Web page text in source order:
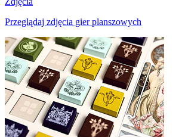
Przeglądaj zdjęcia gier planszowych